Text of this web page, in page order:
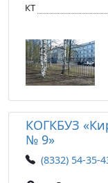
КТ
КОГКБУЗ
№ 9»
(8332) 54-35-